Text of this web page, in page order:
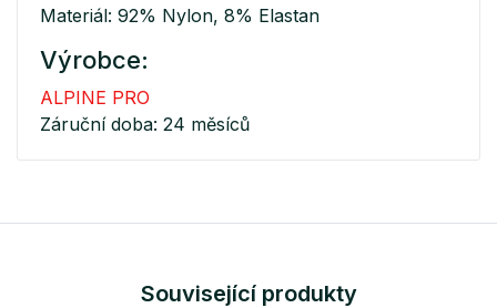
Materiál: 92% Nylon, 8% Elastan
Výrobce:
ALPINE PRO
Záruční doba: 24 měsíců
Související produkty